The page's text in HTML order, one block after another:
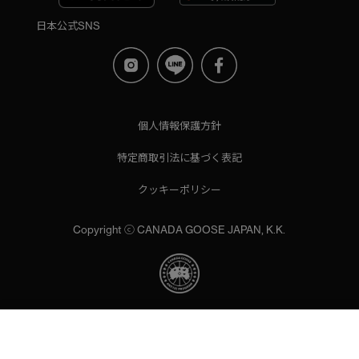
日本公式SNS
個人情報保護方針
特定商取引法に基づく表記
クッキーポリシー
Copyright ⓒ CANADA GOOSE JAPAN, K.K.